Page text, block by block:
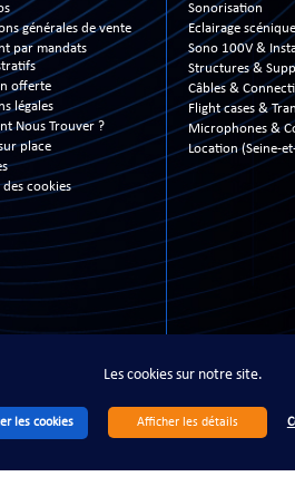
Les cookies sur notre site.
les cookies Afficher les détails
générales de vente
par mandats
offerte
légales
Nous Trouver ?
place
des cookies
Sonorisation
Eclairage scénique
Sono 100V &
Structures &
Câbles &
Flight cases &
Microphones &
Location (Seine-
© - All Right Reserved - Tous
Les cookies sur notre site.
les cookies Afficher les détails